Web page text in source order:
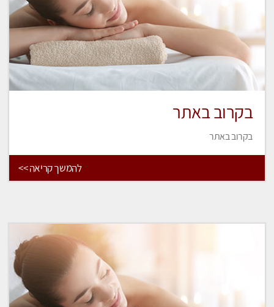
בקרוב באתר
בקרוב באתר
להמשך קריאה >>